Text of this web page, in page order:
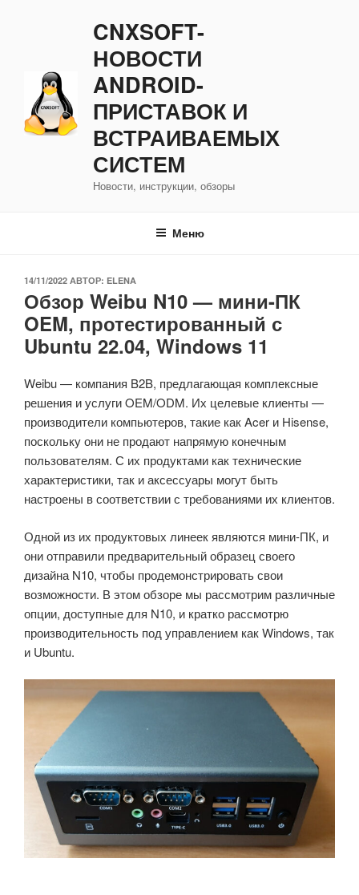
CNXSOFT-
НОВОСТИ
ANDROID-
ПРИСТАВОК И
ВСТРАИВАЕМЫХ
СИСТЕМ
Новости, инструкции, обзоры
Меню
ОПУБЛИКОВАНО
14/11/2022 АВТОР: ELENA
Обзор Weibu N10 — мини-ПК
OEM, протестированный с
Ubuntu 22.04, Windows 11
Weibu — компания B2B, предлагающая комплексные
решения и услуги OEM/ODM. Их целевые клиенты —
производители компьютеров, такие как Acer и Hisense,
поскольку они не продают напрямую конечным
пользователям. С их продуктами как технические
характеристики, так и аксессуары могут быть
настроены в соответствии с требованиями их клиентов.
Одной из их продуктовых линеек являются мини-ПК, и
они отправили предварительный образец своего
дизайна N10, чтобы продемонстрировать свои
возможности. В этом обзоре мы рассмотрим различные
опции, доступные для N10, и кратко рассмотрю
производительность под управлением как Windows, так
и Ubuntu.